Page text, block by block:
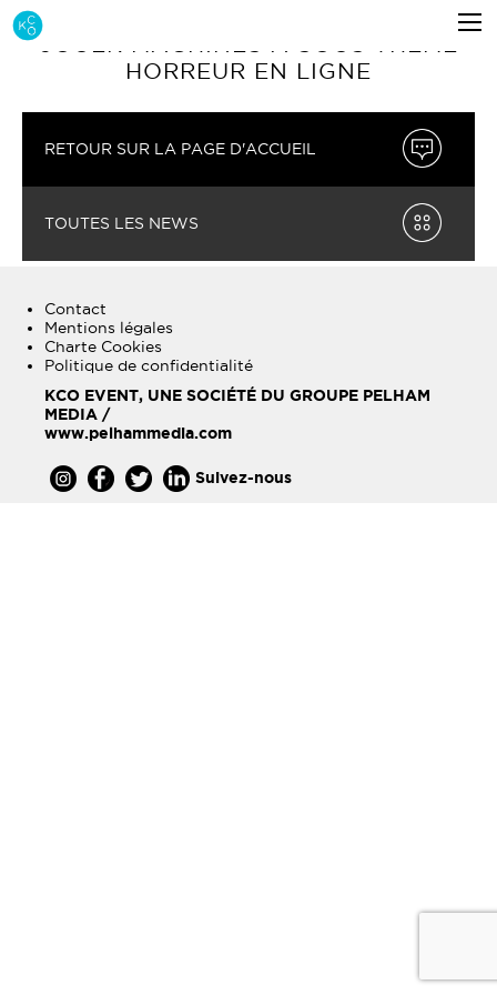
HORREUR EN LIGNE
RETOUR SUR LA PAGE D'ACCUEIL
TOUTES LES NEWS
Contact
Mentions légales
Charte Cookies
Politique de confidentialité
KCO EVENT, UNE SOCIÉTÉ DU GROUPE PELHAM
MEDIA /
www.pelhammedia.com
Suivez-nous